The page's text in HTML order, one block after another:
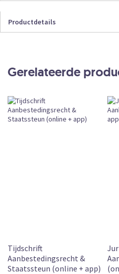
Productdetails
Abonnement
Leverbaar
Gerelateerde
Tijdschrift
Aanbestedingsrecht &
Staatssteun (online + app)